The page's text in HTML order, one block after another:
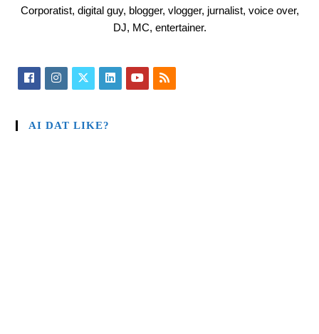
Corporatist, digital guy, blogger, vlogger, jurnalist, voice over,
DJ, MC, entertainer.
AI DAT LIKE?